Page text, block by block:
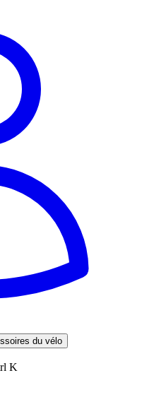
du vélo
K